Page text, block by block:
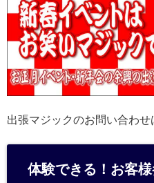
出張マジックのお問い合わせ
体験できる！お客